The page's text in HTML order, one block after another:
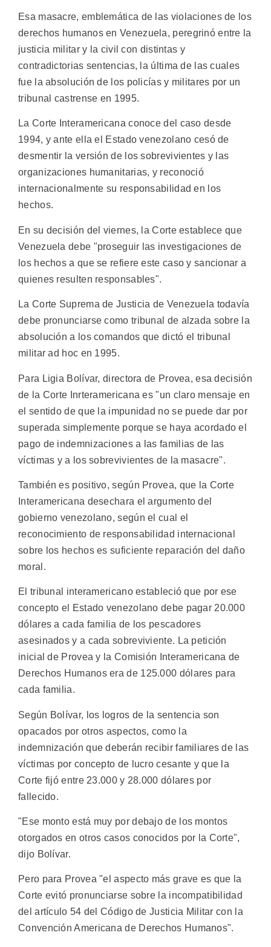
Esa masacre, emblemática de las violaciones de los
derechos humanos en Venezuela, peregrinó entre la
justicia militar y la civil con distintas y
contradictorias sentencias, la última de las cuales
fue la absolución de los policías y militares por un
tribunal castrense en 1995.
La Corte Interamericana conoce del caso desde
1994, y ante ella el Estado venezolano cesó de
desmentir la versión de los sobrevivientes y las
organizaciones humanitarias, y reconoció
internacionalmente su responsabilidad en los
hechos.
En su decisión del viernes, la Corte establece que
Venezuela debe "proseguir las investigaciones de
los hechos a que se refiere este caso y sancionar a
quienes resulten responsables".
La Corte Suprema de Justicia de Venezuela todavía
debe pronunciarse como tribunal de alzada sobre la
absolución a los comandos que dictó el tribunal
militar ad hoc en 1995.
Para Ligia Bolívar, directora de Provea, esa decisión
de la Corte Inrteramericana es "un claro mensaje en
el sentido de que la impunidad no se puede dar por
superada simplemente porque se haya acordado el
pago de indemnizaciones a las familias de las
víctimas y a los sobrevivientes de la masacre".
También es positivo, según Provea, que la Corte
Interamericana desechara el argumento del
gobierno venezolano, según el cual el
reconocimiento de responsabilidad internacional
sobre los hechos es suficiente reparación del daño
moral.
El tribunal interamericano estableció que por ese
concepto el Estado venezolano debe pagar 20.000
dólares a cada familia de los pescadores
asesinados y a cada sobreviviente. La petición
inicial de Provea y la Comisión Interamericana de
Derechos Humanos era de 125.000 dólares para
cada familia.
Según Bolívar, los logros de la sentencia son
opacados por otros aspectos, como la
indemnización que deberán recibir familiares de las
víctimas por concepto de lucro cesante y que la
Corte fijó entre 23.000 y 28.000 dólares por
fallecido.
"Ese monto está muy por debajo de los montos
otorgados en otros casos conocidos por la Corte",
dijo Bolívar.
Pero para Provea "el aspecto más grave es que la
Corte evitó pronunciarse sobre la incompatibilidad
del artículo 54 del Código de Justicia Militar con la
Convención Americana de Derechos Humanos".